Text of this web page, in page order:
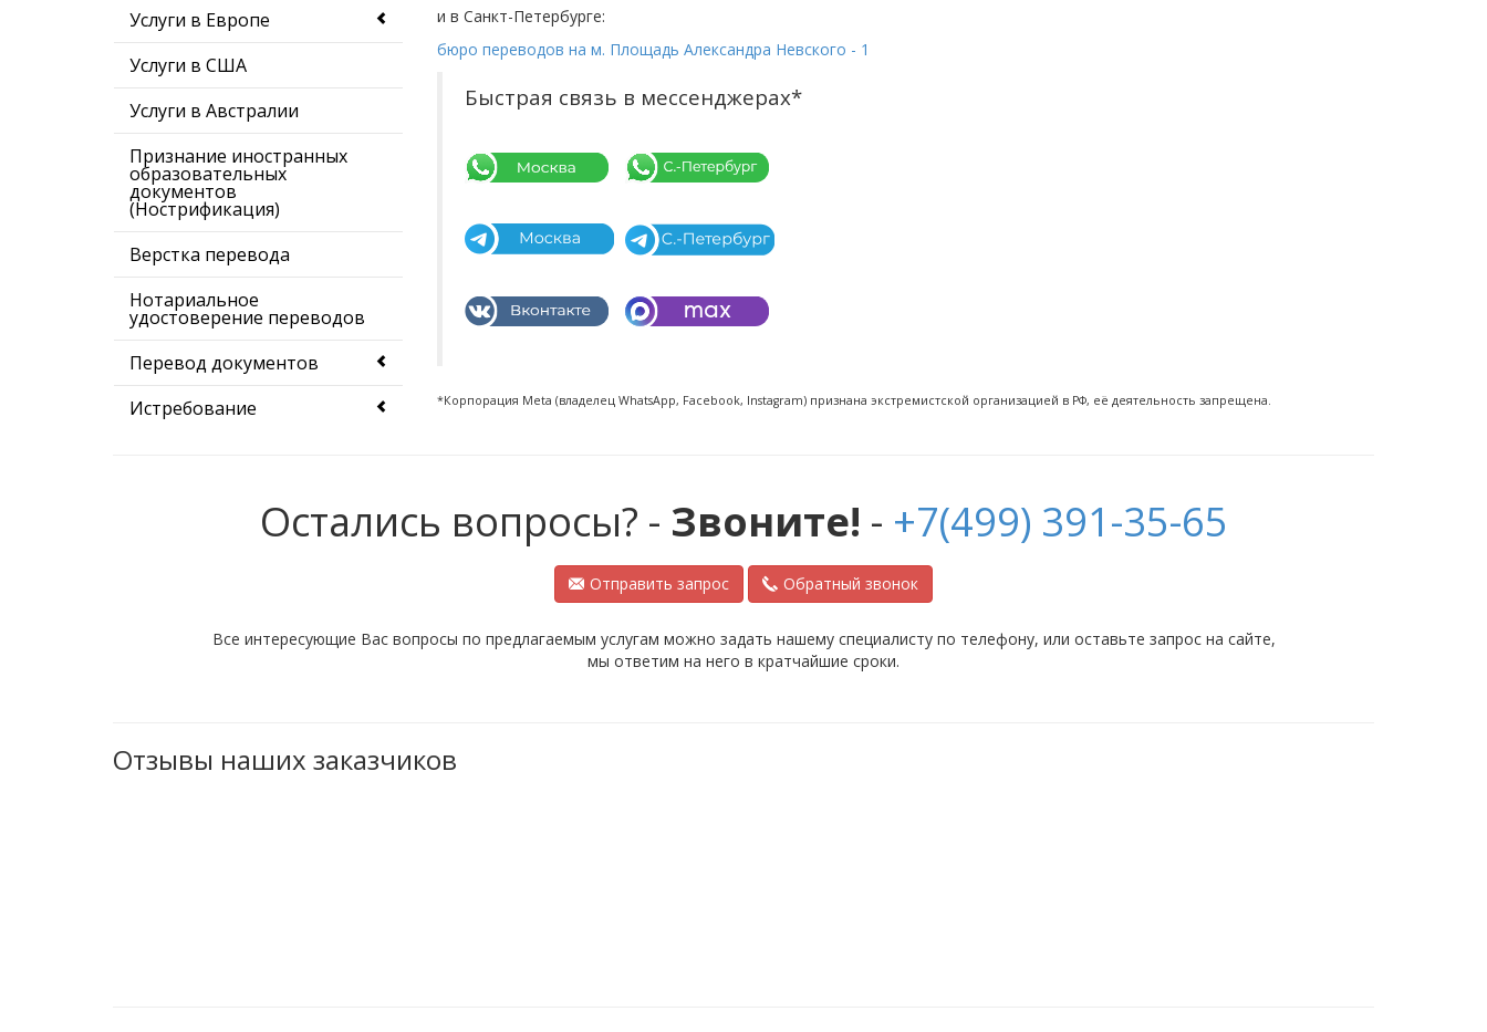
Услуги в Европе
Услуги в США
Услуги в Австралии
Признание иностранных
образовательных
документов
(Нострификация)
Верстка перевода
Нотариальное
удостоверение переводов
Перевод документов
Истребование
документов
Перевод сайтов
и в Санкт-Петербурге:
бюро переводов на м. Площадь Александра Невского - 1
Быстрая связь в мессенджерах*
*Корпорация Meta (владелец WhatsApp, Facebook, Instagram) признана экстремистской организацией в РФ, её деятельность запрещена.
Остались вопросы? - Звоните! - +7(499) 391-35-65
Отправить запрос Обратный звонок
Все интересующие Вас вопросы по предлагаемым услугам можно задать нашему специалисту по телефону, или оставьте запрос на сайте,
мы ответим на него в кратчайшие сроки.
Отзывы наших заказчиков